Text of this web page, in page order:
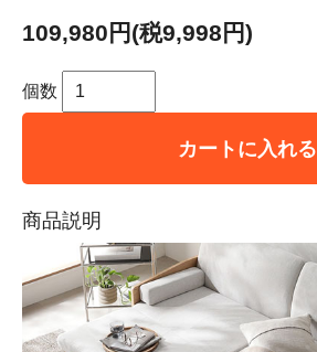
109,980円(税9,998円)
個数
カートに入れる
商品説明